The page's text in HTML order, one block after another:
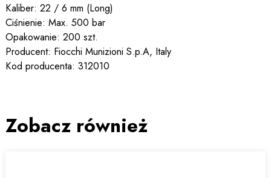
Kaliber: 22 / 6 mm (Long)
Ciśnienie: Max. 500 bar
Opakowanie: 200 szt.
Producent: Fiocchi Munizioni S.p.A, Italy
Kod producenta: 312010
Zobacz również